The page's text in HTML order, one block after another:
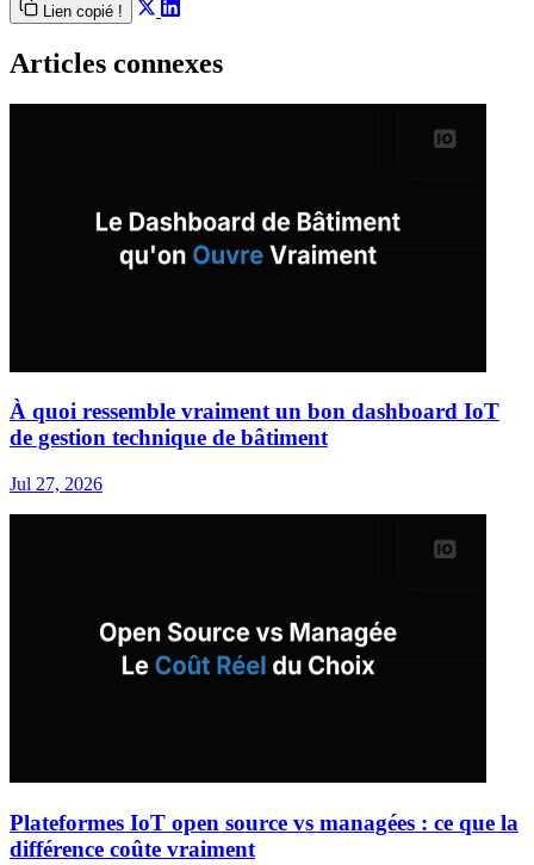
Lien copié !
Articles connexes
À quoi ressemble vraiment un bon dashboard IoT
de gestion technique de bâtiment
Jul 27, 2026
Plateformes IoT open source vs managées : ce que la
différence coûte vraiment